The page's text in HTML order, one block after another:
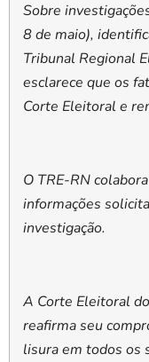
Sobre
8 de maio),
Tribunal Regional
esclarece que os
Corte Eleitoral e
O TRE-RN
informações
investigação.
A Corte Eleitoral
reafirma seu
lisura em todos os